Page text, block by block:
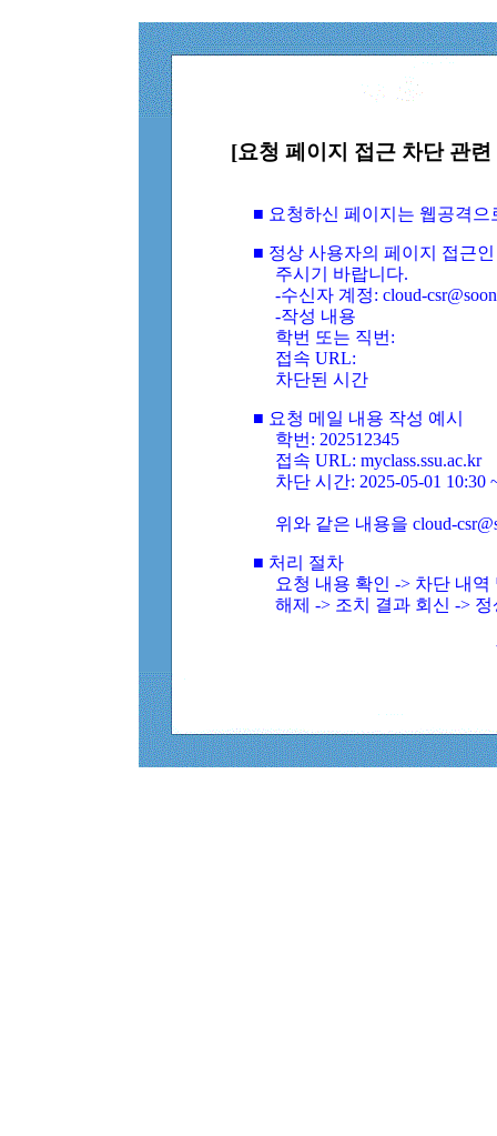
[요청 페이지 접근 차단 관
■ 요청하신 페이지는 웹공격
■ 정상 사용자의 페이지 접근
주시기 바랍니다.
-수신자 계정: cloud-
-작성 내용
학번 또는 직번:
접속 URL:
차단된 시간
■ 요청 메일 내용 작성 예시
학번: 202512345
접속 URL: myclass.ssu.ac.kr
차단 시간: 2025-05-01 10:30
위와 같은 내용을 cloud-
■ 처리 절차
요청 내용 확인 -> 차단 내
해제 -> 조치 결과 회신 ->